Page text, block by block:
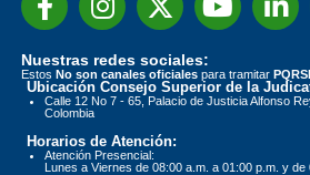
Nuestras redes sociales:
Estos No son canales oficiales para tramitar
Ubicación Consejo Superior de la
Calle 12 No 7 - 65, Palacio de Justicia Alfonso
Colombia
Horarios de Atención:
Atención Presencial:
Lunes a Viernes de 08:00 a.m. a 01:00 p.m. y de